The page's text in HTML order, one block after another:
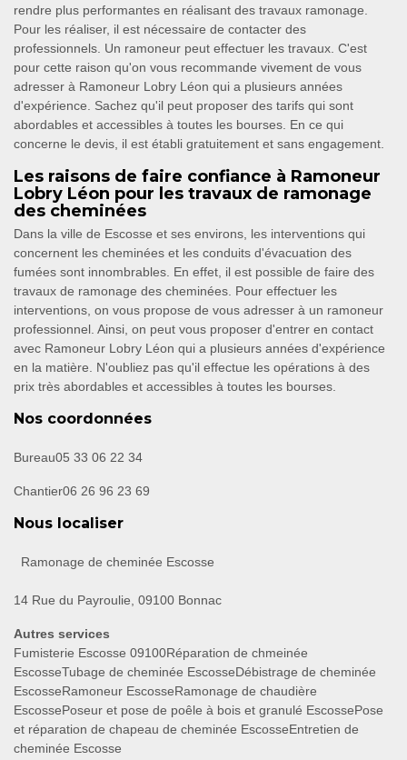
rendre plus performantes en réalisant des travaux ramonage.
Pour les réaliser, il est nécessaire de contacter des
professionnels. Un ramoneur peut effectuer les travaux. C'est
pour cette raison qu'on vous recommande vivement de vous
adresser à Ramoneur Lobry Léon qui a plusieurs années
d'expérience. Sachez qu'il peut proposer des tarifs qui sont
abordables et accessibles à toutes les bourses. En ce qui
concerne le devis, il est établi gratuitement et sans engagement.
Les raisons de faire confiance à Ramoneur
Lobry Léon pour les travaux de ramonage
des cheminées
Dans la ville de Escosse et ses environs, les interventions qui
concernent les cheminées et les conduits d'évacuation des
fumées sont innombrables. En effet, il est possible de faire des
travaux de ramonage des cheminées. Pour effectuer les
interventions, on vous propose de vous adresser à un ramoneur
professionnel. Ainsi, on peut vous proposer d'entrer en contact
avec Ramoneur Lobry Léon qui a plusieurs années d'expérience
en la matière. N'oubliez pas qu'il effectue les opérations à des
prix très abordables et accessibles à toutes les bourses.
Nos coordonnées
Bureau05 33 06 22 34
Chantier06 26 96 23 69
Nous localiser
Ramonage de cheminée Escosse
14 Rue du Payroulie, 09100 Bonnac
Autres services
Fumisterie Escosse 09100Réparation de chmeinée
EscosseTubage de cheminée EscosseDébistrage de cheminée
EscosseRamoneur EscosseRamonage de chaudière
EscossePoseur et pose de poêle à bois et granulé EscossePose
et réparation de chapeau de cheminée EscosseEntretien de
cheminée Escosse